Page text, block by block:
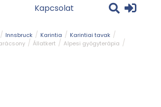
Kapcsolat
Innsbruck Karintia
Karintiai tavak
Állatkert
Alpesi gyógyterápia